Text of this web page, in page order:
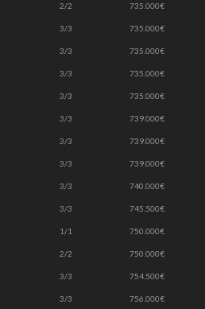
2/2 735.000€
3/3 735.000€
3/3 735.000€
3/3 735.000€
3/3 735.000€
3/3 739.000€
3/3 739.000€
3/3 739.000€
3/3 740.000€
3/3 745.500€
1/1 750.000€
2/2 750.000€
3/3 754.500€
3/3 756.000€